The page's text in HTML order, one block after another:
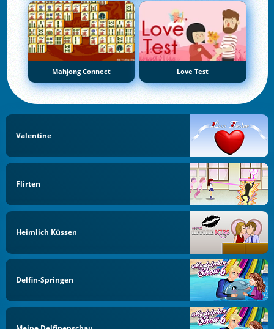
Mahjong Connect Love Test
Valentine
Flirten
Heimlich Küssen
Delfin-Springen